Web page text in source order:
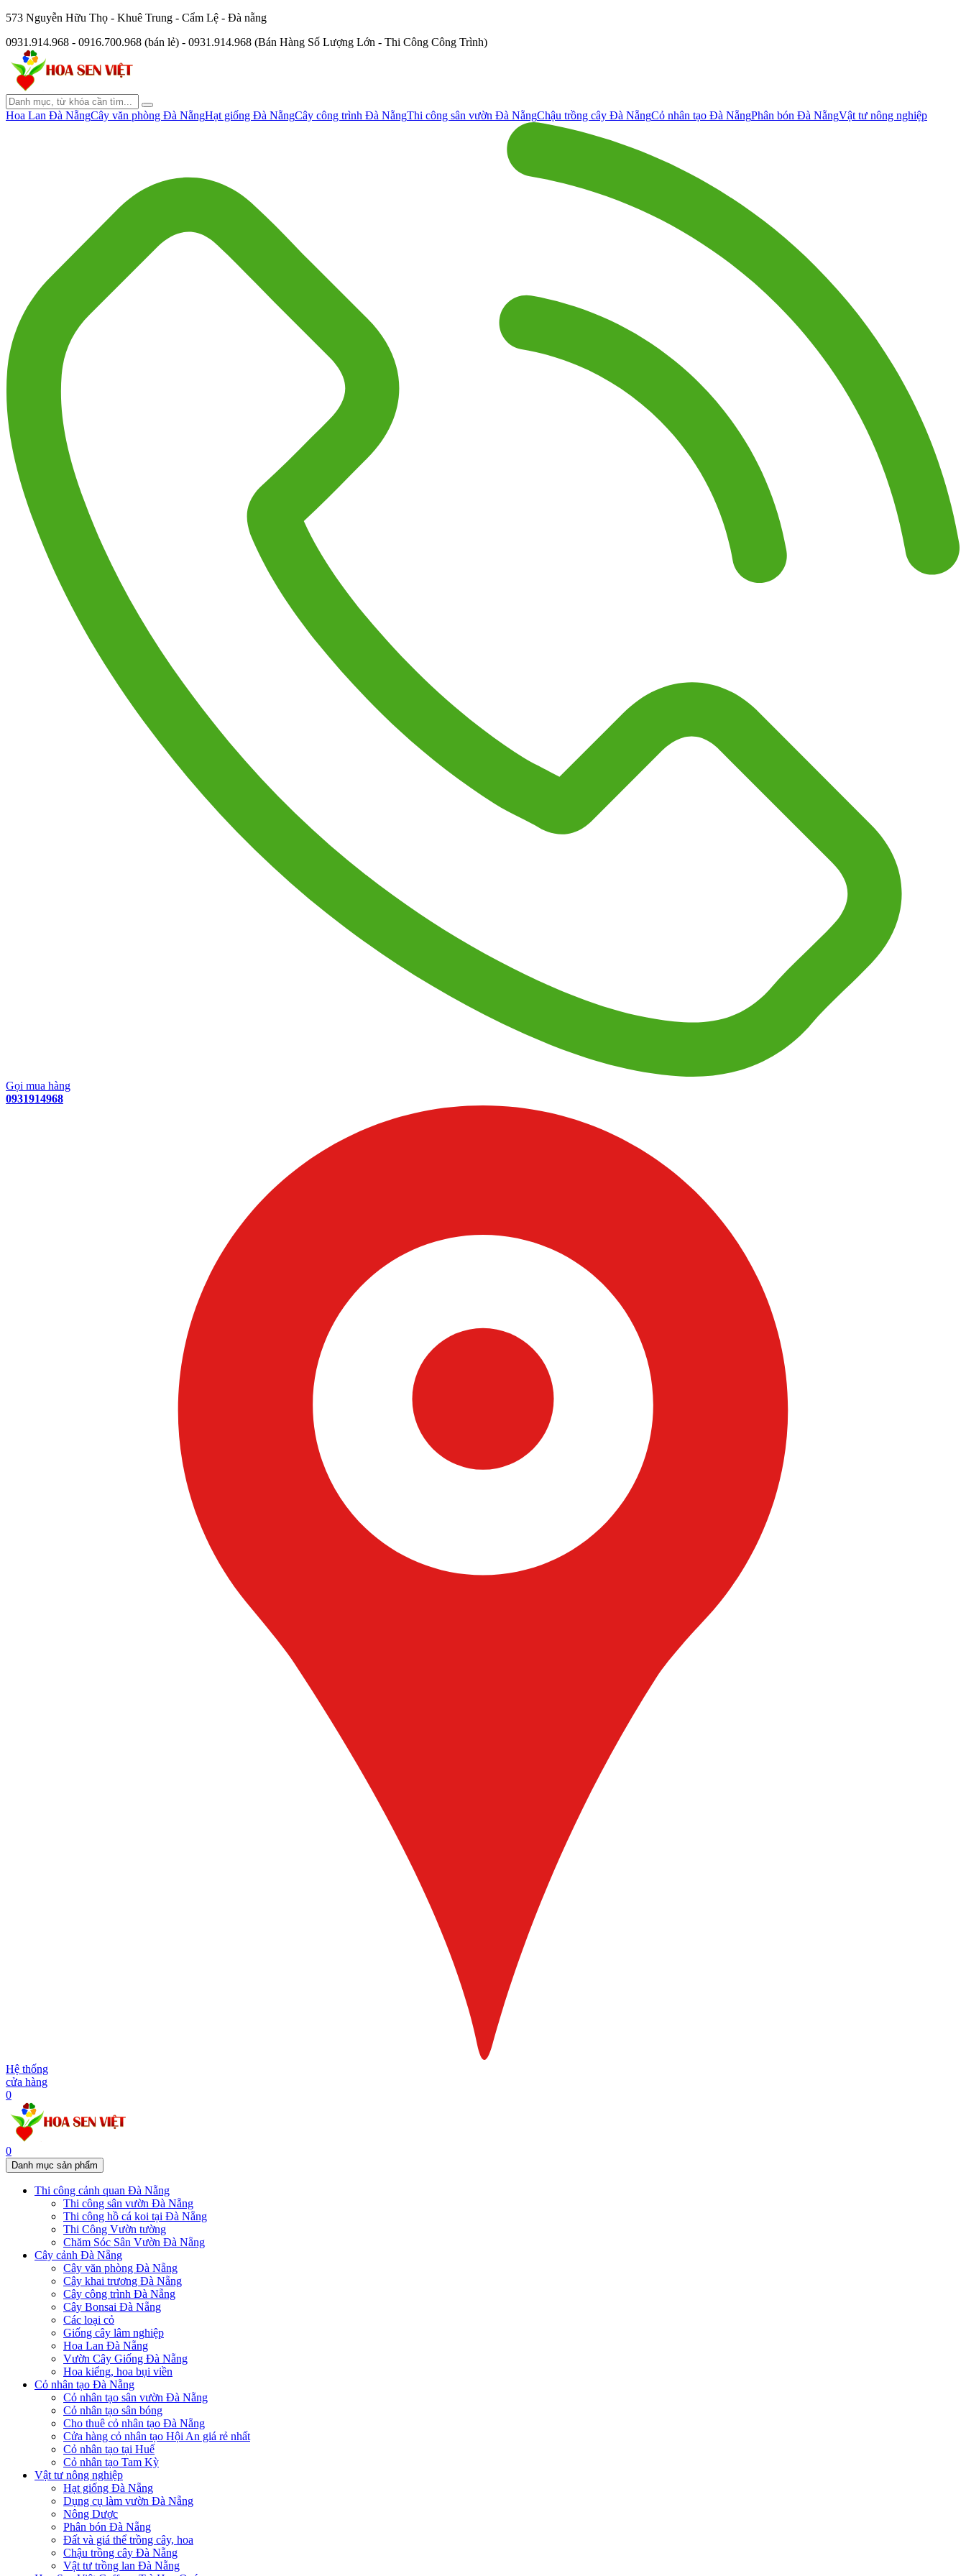
573 Nguyễn Hữu Thọ - Khuê Trung - Cẩm Lệ - Đà nẵng
0931.914.968 - 0916.700.968 (bán lẻ) - 0931.914.968 (Bán Hàng Số Lượng Lớn - Thi Công Công Trình)
Hoa Lan Đà NẵngCây văn phòng Đà NẵngHạt giống Đà NẵngCây công trình Đà NẵngThi công sân vườn Đà NẵngChậu trồng cây Đà NẵngCỏ nhân tạo Đà NẵngPhân bón Đà NẵngVật tư nông nghiệp
Gọi mua hàng
0931914968
Hệ thống
cửa hàng
0
0
Danh mục sản phẩm
Thi công cảnh quan Đà Nẵng
Thi công sân vườn Đà Nẵng
Thi công hồ cá koi tại Đà Nẵng
Thi Công Vườn tường
Chăm Sóc Sân Vườn Đà Nẵng
Cây cảnh Đà Nẵng
Cây văn phòng Đà Nẵng
Cây khai trương Đà Nẵng
Cây công trình Đà Nẵng
Cây Bonsai Đà Nẵng
Các loại cỏ
Giống cây lâm nghiệp
Hoa Lan Đà Nẵng
Vườn Cây Giống Đà Nẵng
Hoa kiểng, hoa bụi viền
Cỏ nhân tạo Đà Nẵng
Cỏ nhân tạo sân vườn Đà Nẵng
Cỏ nhân tạo sân bóng
Cho thuê cỏ nhân tạo Đà Nẵng
Cửa hàng cỏ nhân tạo Hội An giá rẻ nhất
Cỏ nhân tạo tại Huế
Cỏ nhân tạo Tam Kỳ
Vật tư nông nghiệp
Hạt giống Đà Nẵng
Dụng cụ làm vườn Đà Nẵng
Nông Dược
Phân bón Đà Nẵng
Đất và giá thể trồng cây, hoa
Chậu trồng cây Đà Nẵng
Vật tư trồng lan Đà Nẵng